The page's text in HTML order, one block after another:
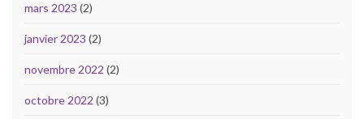
mars 2023 (2)
janvier 2023 (2)
novembre 2022 (2)
octobre 2022 (3)